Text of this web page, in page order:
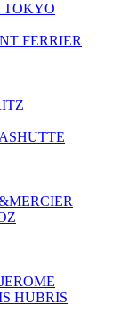
TOKYO
FERRIER
HUBRIS